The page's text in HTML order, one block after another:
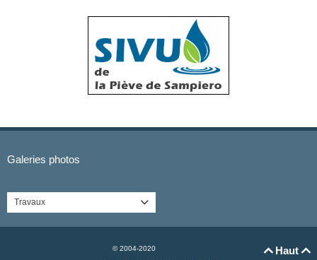
Galeries photos
Travaux 
Haut 
© 2004-2020